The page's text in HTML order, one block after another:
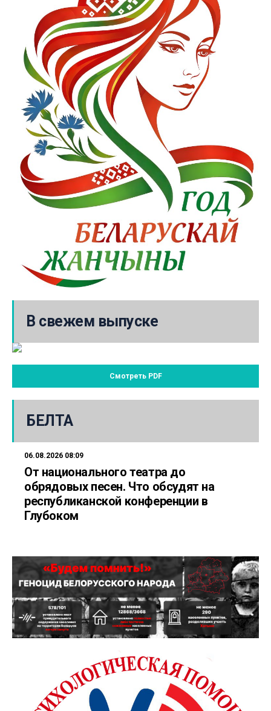
В свежем выпуске
Смотреть PDF
БЕЛТА
06.08.2026 08:09
От национального театра до
обрядовых песен. Что обсудят на
республиканской конференции в
Глубоком